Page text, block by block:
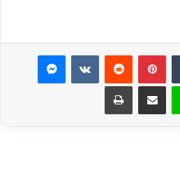
بينتيريست ماسنجر
لاين مشاركة عبر البريد طباعة